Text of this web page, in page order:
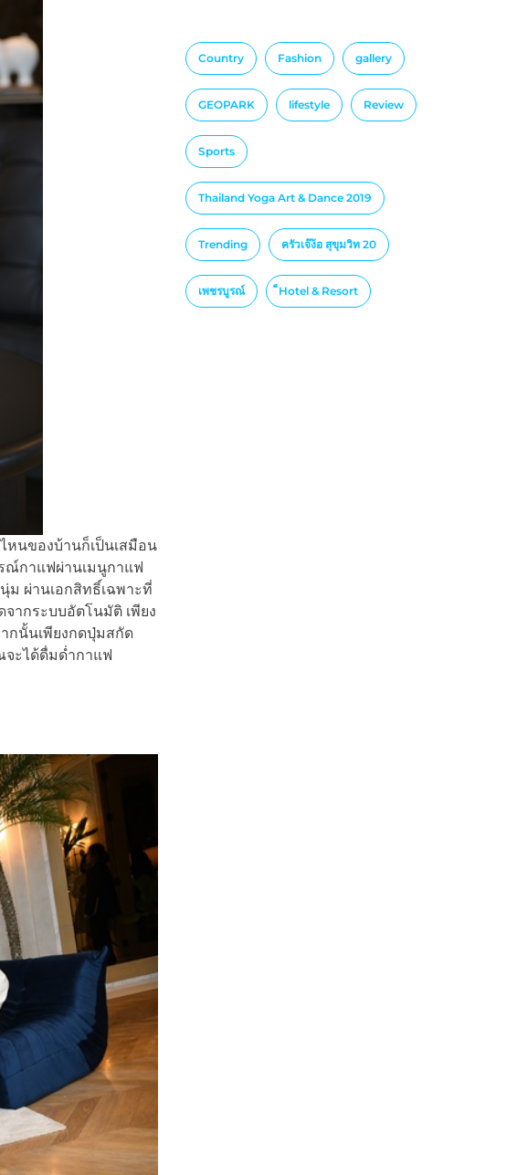
Country Fashion gallery
GEOPARK lifestyle Review
Sports
Thailand Yoga Art & Dance 2019
Trending ครัวเจ๊ง้อ สุขุมวิท 20
เพชรบูรณ์ ็Hotel & Resort
นของบ้านก็เป็นเสมือน
ณ์กาแฟผ่านเมนูกาแฟ
ม ผ่านเอกสิทธิ์เฉพาะที่
ากระบบอัตโนมัติ เพียง
กนั้นเพียงกดปุ่มสกัด
จะได้ดื่มด่ำกาแฟ